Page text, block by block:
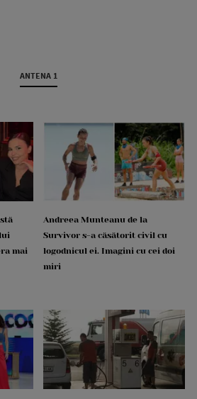
ANTENA 1
mai
Andreea Munteanu de la
Survivor s-a căsătorit civil cu
logodnicul ei. Imagini cu cei doi
miri